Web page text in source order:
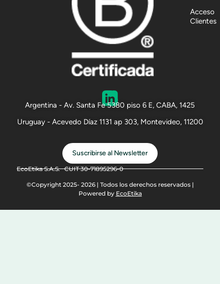
Acceso
Clientes
Argentina - Av. Santa Fe 5380 piso 6 E, CABA, 1425
Uruguay - Acevedo Díaz 1131 ap 303, Montevideo, 11200
Suscribirse al Newsletter
EcoEtika S.A.S. CUIT 30-71895296-0
©Copyright 2025- 2026 | Todos los derechos reservados |
Powered by EcoEtika